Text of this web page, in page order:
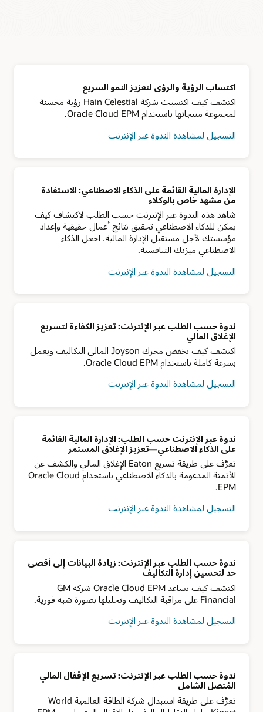
اكتساب الرؤية والرؤى لتعزيز النمو السريع
اكتشف كيف اكتسبت شركة Hain Celestial رؤية محسنة
لمجموعة منتجاتها باستخدام Oracle Cloud EPM.
التسجيل لمشاهدة الندوة عبر الإنترنت
الإدارة المالية القائمة على الذكاء الاصطناعي: الاستفادة
من مشهد خاص بالوكلاء
شاهد هذه الندوة عبر الإنترنت حسب الطلب لاكتشاف كيف
يمكن للذكاء الاصطناعي تحقيق نتائج أعمال حقيقية وإعداد
مؤسستك لأجل مستقبل الإدارة المالية. اجعل الذكاء
الاصطناعي ميزتك التنافسية.
التسجيل لمشاهدة الندوة عبر الإنترنت
ندوة حسب الطلب عبر الإنترنت: تعزيز الكفاءة لتسريع
الإغلاق المالي
اكتشف كيف يخفض محرك Joyson المالي التكاليف ويعمل
بسرعة كاملة باستخدام Oracle Cloud EPM.
التسجيل لمشاهدة الندوة عبر الإنترنت
ندوة عبر الإنترنت حسب الطلب: الإدارة المالية القائمة
على الذكاء الاصطناعي—تعزيز الإغلاق المستمر
تعرَّف على طريقة تسريع Eaton الإغلاق المالي والكشف عن
الأتمتة المدعومة بالذكاء الاصطناعي باستخدام Oracle Cloud
EPM.
التسجيل لمشاهدة الندوة عبر الإنترنت
ندوة حسب الطلب عبر الإنترنت: زيادة البيانات إلى أقصى
حد لتحسين إدارة التكاليف
اكتشف كيف تساعد Oracle Cloud EPM شركة GM
Financial على مراقبة التكاليف وتحليلها بصورة شبه فورية.
التسجيل لمشاهدة الندوة عبر الإنترنت
ندوة حسب الطلب عبر الإنترنت: تسريع الإقفال المالي
المُتصل الشامل
تعرَّف على طريقة استبدال شركة الطاقة العالمية World